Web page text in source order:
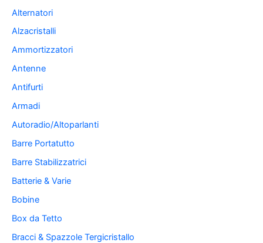
Alternatori
Alzacristalli
Ammortizzatori
Antenne
Antifurti
Armadi
Autoradio/Altoparlanti
Barre Portatutto
Barre Stabilizzatrici
Batterie & Varie
Bobine
Box da Tetto
Bracci & Spazzole Tergicristallo